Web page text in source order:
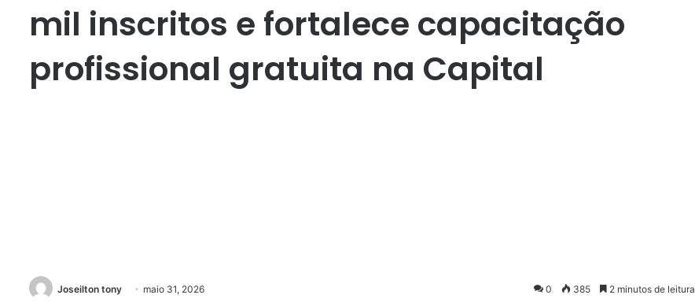
mil inscritos e fortalece capacitação
profissional gratuita na Capital
Joseilton tony maio 31, 2026 0 385 2 minutos de leitura